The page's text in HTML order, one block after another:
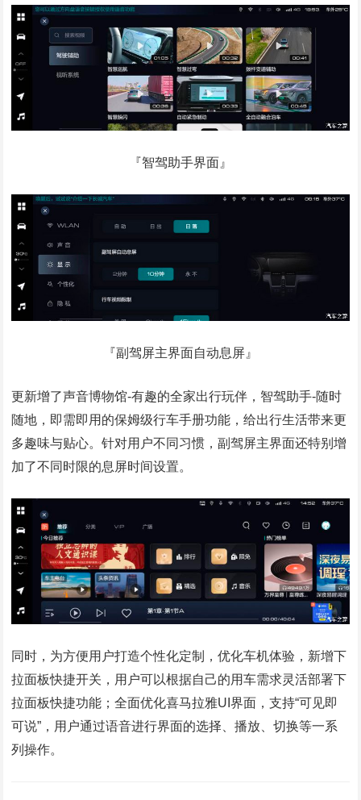
『智驾助手界面』
『副驾屏主界面自动息屏』
更新增了声音博物馆-有趣的全家出行玩伴，智驾助手-随时
随地，即需即用的保姆级行车手册功能，给出行生活带来更
多趣味与贴心。针对用户不同习惯，副驾屏主界面还特别增
加了不同时限的息屏时间设置。
同时，为方便用户打造个性化定制，优化车机体验，新增下
拉面板快捷开关，用户可以根据自己的用车需求灵活部署下
拉面板快捷功能；全面优化喜马拉雅UI界面，支持“可见即
可说”，用户通过语音进行界面的选择、播放、切换等一系
列操作。